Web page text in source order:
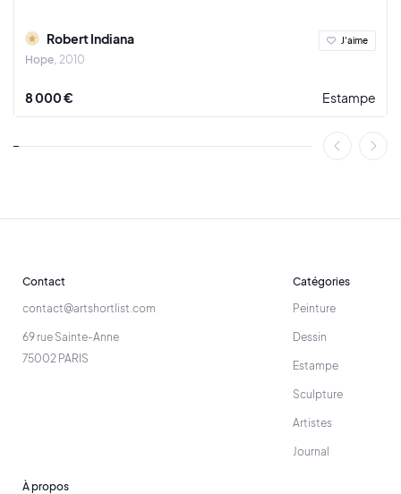
Robert Indiana
Hope 2010
J'aime
8 000 € Estampe
Contact
contact@artshortlist.com
69 rue Sainte-Anne
75002 PARIS
Catégories
Peinture
Dessin
Estampe
Sculpture
Artistes
Journal
À propos